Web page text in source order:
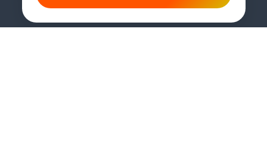
Как это сделать